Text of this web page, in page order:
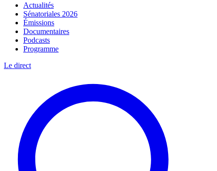
Actualités
Sénatoriales 2026
Émissions
Documentaires
Podcasts
Programme
Le direct